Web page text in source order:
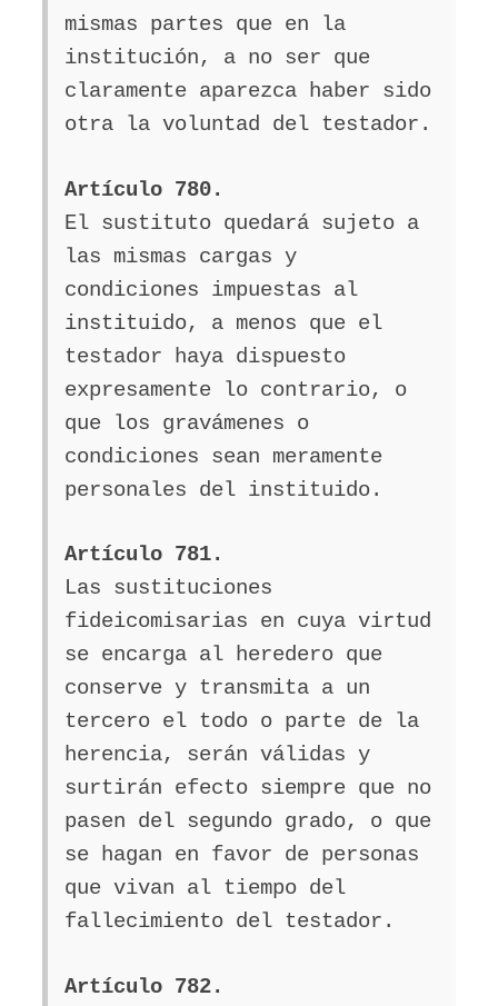
mismas partes que en la
institución, a no ser que
claramente aparezca haber sido
otra la voluntad del testador.
Artículo 780.
El sustituto quedará sujeto a
las mismas cargas y
condiciones impuestas al
instituido, a menos que el
testador haya dispuesto
expresamente lo contrario, o
que los gravámenes o
condiciones sean meramente
personales del instituido.
Artículo 781.
Las sustituciones
fideicomisarias en cuya virtud
se encarga al heredero que
conserve y transmita a un
tercero el todo o parte de la
herencia, serán válidas y
surtirán efecto siempre que no
pasen del segundo grado, o que
se hagan en favor de personas
que vivan al tiempo del
fallecimiento del testador.
Artículo 782.